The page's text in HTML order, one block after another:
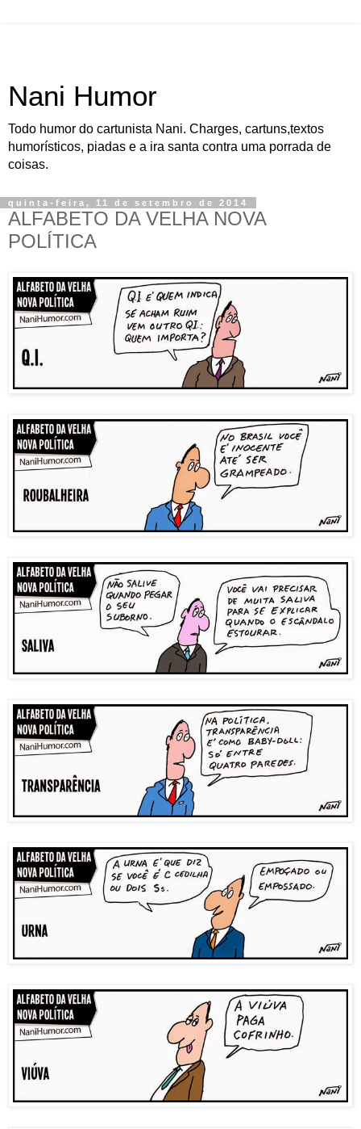
Nani Humor
Todo humor do cartunista Nani. Charges, cartuns,textos
humorísticos, piadas e a ira santa contra uma porrada de
coisas.
quinta-feira, 11 de setembro de 2014
ALFABETO DA VELHA NOVA
POLÍTICA